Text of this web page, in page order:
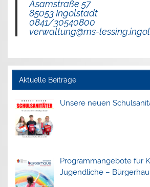
Asamstraße 57
85053 Ingolstadt
0841/30540800
verwaltung@ms-
Aktuelle Beiträge
Unsere neuen
Programmangebote für
Jugendliche –